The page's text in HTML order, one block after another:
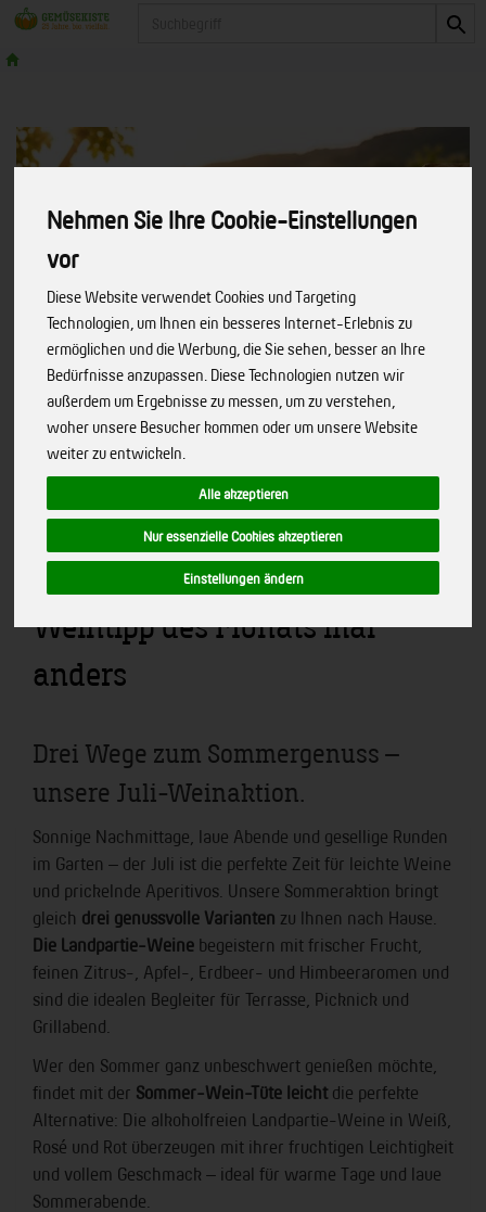
Nehmen Sie Ihre Cookie-Einstellungen
vor
Diese Website verwendet Cookies und Targeting
Technologien, um Ihnen ein besseres Internet-Erlebnis zu
ermöglichen und die Werbung, die Sie sehen, besser an Ihre
Bedürfnisse anzupassen. Diese Technologien nutzen wir
außerdem um Ergebnisse zu messen, um zu verstehen,
woher unsere Besucher kommen oder um unsere Website
weiter zu entwickeln.
Alle akzeptieren
Nur essenzielle Cookies akzeptieren
Einstellungen ändern
Weintipp des Monats mal
anders
Drei Wege zum Sommergenuss –
unsere Juli-Weinaktion.
Sonnige Nachmittage, laue Abende und gesellige Runden
im Garten – der Juli ist die perfekte Zeit für leichte Weine
und prickelnde Aperitivos. Unsere Sommeraktion bringt
gleich drei genussvolle Varianten zu Ihnen nach Hause.
Die Landpartie-Weine begeistern mit frischer Frucht,
feinen Zitrus-, Apfel-, Erdbeer- und Himbeeraromen und
sind die idealen Begleiter für Terrasse, Picknick und
Grillabend.
Wer den Sommer ganz unbeschwert genießen möchte,
findet mit der Sommer-Wein-Tüte leicht die perfekte
Alternative: Die alkoholfreien Landpartie-Weine in Weiß,
Rosé und Rot überzeugen mit ihrer fruchtigen Leichtigkeit
und vollem Geschmack – ideal für warme Tage und laue
Sommerabende.